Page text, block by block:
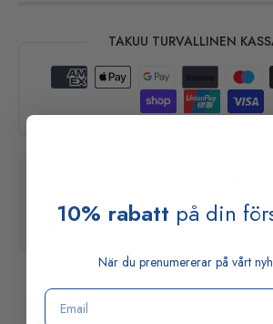
TAKUU TURVALLINEN
produktexperter!
08-765 30 05
10% rabatt på din
När du prenumererar på vårt
Email